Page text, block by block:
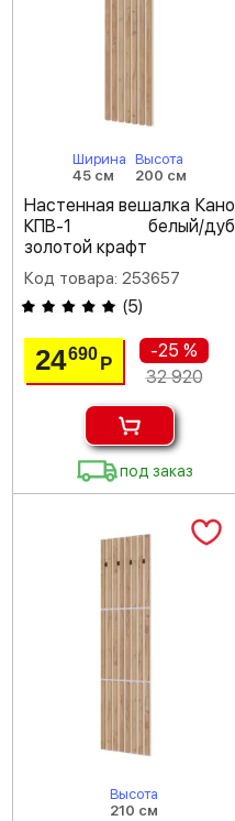
Ширина
45 см
Высота
200 см
Настенная вешалка Кано
КПВ-1 белый/дуб
золотой крафт
Код товара: 253657
(5)
24690Р
-25 %
32 920
под заказ
Высота
210 см